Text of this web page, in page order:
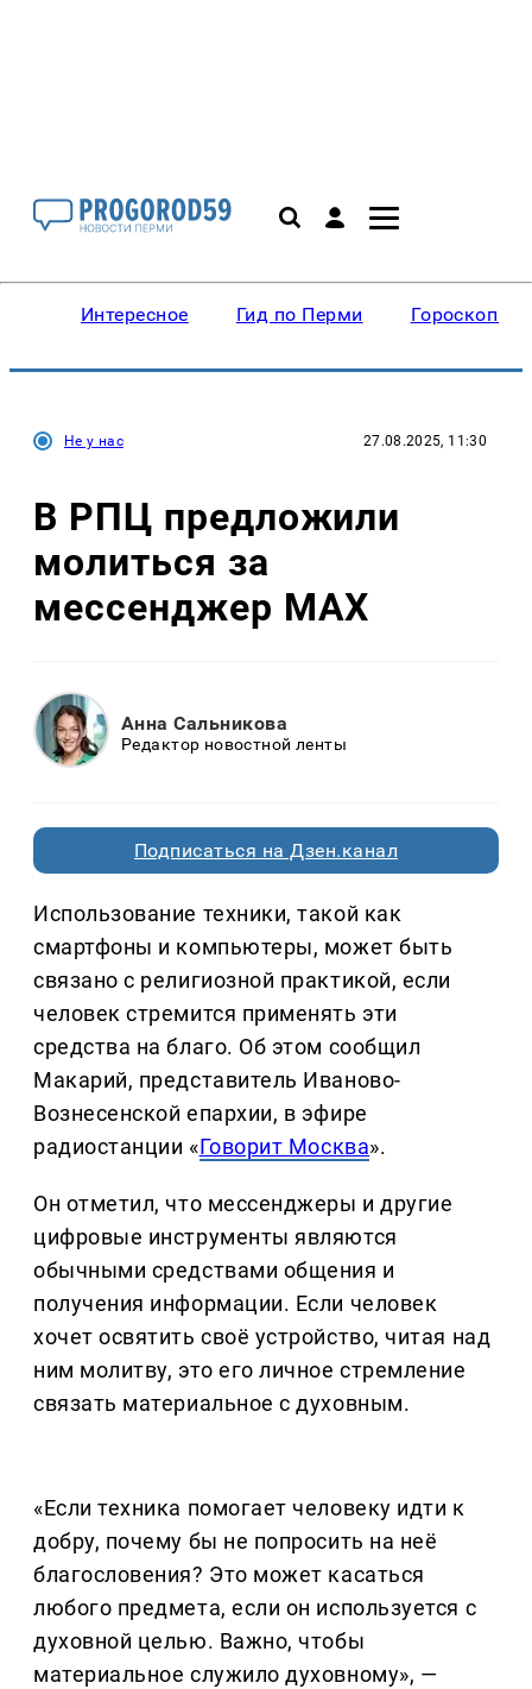
Интересное Гид по Перми Гороскопы
Не у нас 27.08.2025, 11:30
В РПЦ предложили
молиться за
мессенджер MAX
Анна Сальникова
Редактор новостной ленты
Подписаться на Дзен.канал
Использование техники, такой как
смартфоны и компьютеры, может быть
связано с религиозной практикой, если
человек стремится применять эти
средства на благо. Об этом сообщил
Макарий, представитель Иваново-
Вознесенской епархии, в эфире
радиостанции «Говорит Москва».
Он отметил, что мессенджеры и другие
цифровые инструменты являются
обычными средствами общения и
получения информации. Если человек
хочет освятить своё устройство, читая над
ним молитву, это его личное стремление
связать материальное с духовным.
«Если техника помогает человеку идти к
добру, почему бы не попросить на неё
благословения? Это может касаться
любого предмета, если он используется с
духовной целью. Важно, чтобы
материальное служило духовному», —